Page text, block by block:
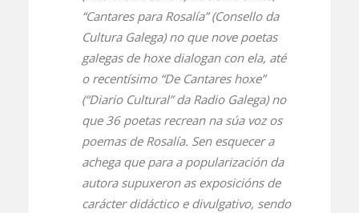
“Cantares para Rosalía” (Consello da
Cultura Galega) no que nove poetas
galegas de hoxe dialogan con ela, até
o recentísimo “De Cantares hoxe”
(“Diario Cultural” da Radio Galega) no
que 36 poetas recrean na súa voz os
poemas de Rosalía. Sen esquecer a
achega que para a popularización da
autora supuxeron as exposicións de
carácter didáctico e divulgativo, sendo